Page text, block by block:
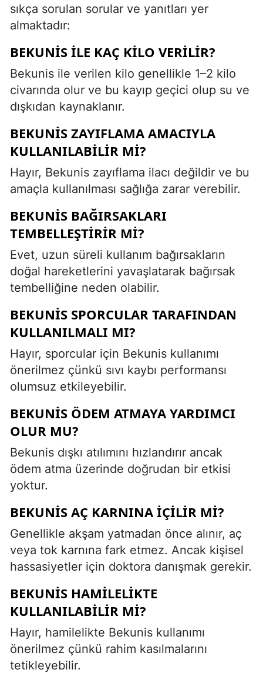
sıkça sorulan sorular ve yanıtları yer
almaktadır:
BEKUNIS ILE KAÇ KILO VERILIR?
Bekunis ile verilen kilo genellikle 1–2 kilo
civarında olur ve bu kayıp geçici olup su ve
dışkıdan kaynaklanır.
BEKUNIS ZAYIFLAMA AMACIYLA
KULLANILABILIR MI?
Hayır, Bekunis zayıflama ilacı değildir ve bu
amaçla kullanılması sağlığa zarar verebilir.
BEKUNIS BAĞIRSAKLARI
TEMBELLEŞTIRIR MI?
Evet, uzun süreli kullanım bağırsakların
doğal hareketlerini yavaşlatarak bağırsak
tembelliğine neden olabilir.
BEKUNIS SPORCULAR TARAFINDAN
KULLANILMALI MI?
Hayır, sporcular için Bekunis kullanımı
önerilmez çünkü sıvı kaybı performansı
olumsuz etkileyebilir.
BEKUNIS ÖDEM ATMAYA YARDIMCI
OLUR MU?
Bekunis dışkı atılımını hızlandırır ancak
ödem atma üzerinde doğrudan bir etkisi
yoktur.
BEKUNIS AÇ KARNINA IÇILIR MI?
Genellikle akşam yatmadan önce alınır, aç
veya tok karnına fark etmez. Ancak kişisel
hassasiyetler için doktora danışmak gerekir.
BEKUNIS HAMILELIKTE
KULLANILABILIR MI?
Hayır, hamilelikte Bekunis kullanımı
önerilmez çünkü rahim kasılmalarını
tetikleyebilir.